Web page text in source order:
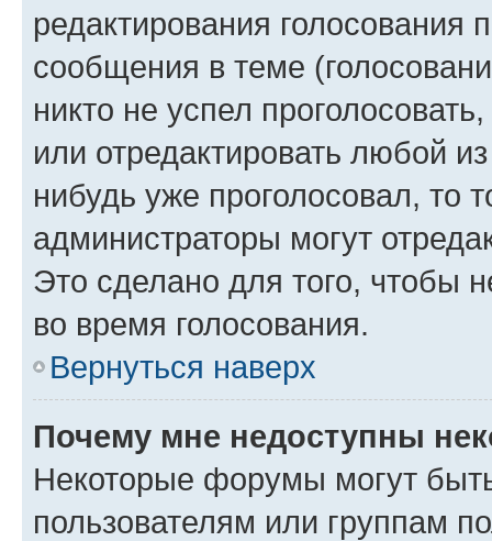
редактирования голосования
сообщения в теме
никто не успел
или отредактировать любой
нибудь уже проголосовал, то
администраторы могут
Это сделано для того, чтобы
во время голосования.
Вернуться наверх
Почему мне недоступны
Некоторые форумы могут
пользователям или группам